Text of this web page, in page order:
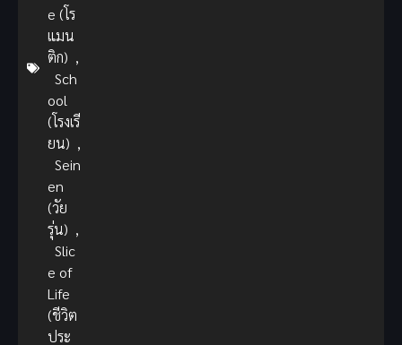
e (โร
แมน
ติก) ,
Sch
ool
(โรงเรี
ยน) ,
Sein
en
(วัย
รุ่น) ,
Slic
e of
Life
(ชีวิต
ประ